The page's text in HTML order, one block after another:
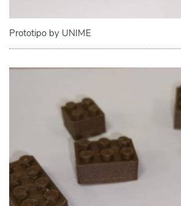
Prototipo by UNIME